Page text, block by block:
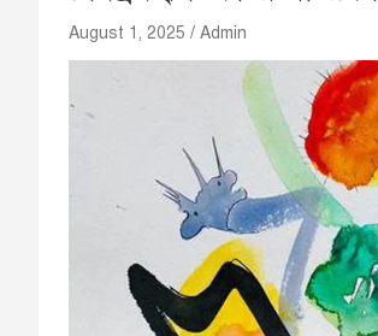
August 1, 2025 Admin